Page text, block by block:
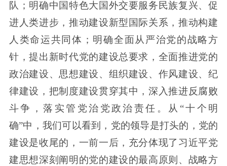
队；明确中国特色大国外交要服务民族复兴、促
进人类进步，推动建设新型国际关系，推动构建
人类命运共同体；明确全面从严治党的战略方
针，提出新时代党的建设总要求，全面推进党的
政治建设、思想建设、组织建设、作风建设、纪
律建设，把制度建设贯穿其中，深入推进反腐败
斗争，落实管党治党政治责任。从“十个明
确”中，我们可以看到，党的领导是打头的，党的
建设是收尾的，一前一后，充分体现了习近平党
建思想深刻阐明的党的建设的最高原则、战略方